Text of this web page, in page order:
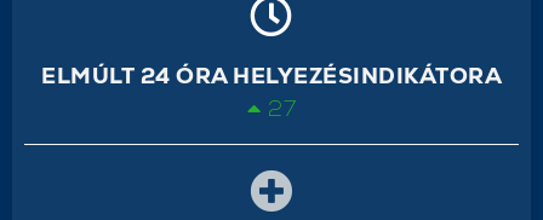
ELMÚLT 24 ÓRA HELYEZÉSINDIKÁTORA
27